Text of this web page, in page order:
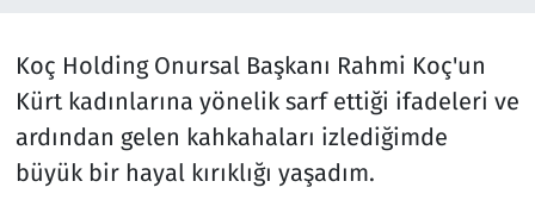
Koç Holding Onursal Başkanı Rahmi Koç'un
Kürt kadınlarına yönelik sarf ettiği ifadeleri ve
ardından gelen kahkahaları izlediğimde
büyük bir hayal kırıklığı yaşadım.
Resmi İlanlar
Rüya Tabirleri